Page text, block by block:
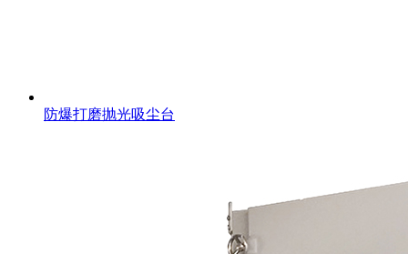
防爆打磨抛光吸尘台